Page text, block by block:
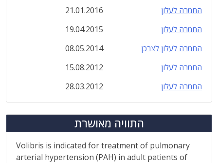
החמרה לעלון
21.01.2016
החמרה לעלון
19.04.2015
החמרה לעלון לצרכן
08.05.2014
החמרה לעלון
15.08.2012
החמרה לעלון
28.03.2012
התוויה מאושרת
Volibris is indicated for treatment of pulmonary
arterial hypertension (PAH) in adult patients of